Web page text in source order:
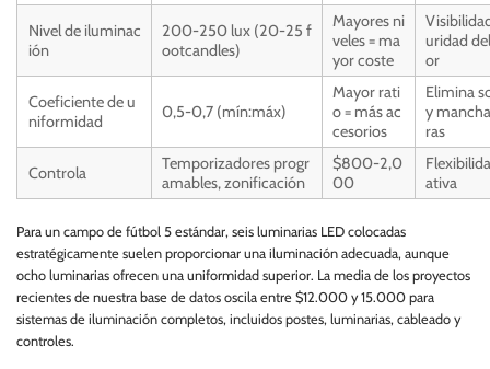
Nivel de iluminac
ión
200-250 lux (20-25 f
ootcandles)
Mayores ni
veles = ma
yor coste
uridad
or
Coeficiente de u
niformidad
0,5-0,7 (mín:máx)
Mayor rati
o = más ac
cesorios
Elimina
y
ras
Controla
Temporizadores progr
amables, zonificación
$800-2,0
00
ativa
Para un campo de fútbol 5 estándar, seis luminarias LED colocadas
estratégicamente suelen proporcionar una iluminación adecuada, aunque
ocho luminarias ofrecen una uniformidad superior. La media de los proyectos
recientes de nuestra base de datos oscila entre $12.000 y 15.000 para
sistemas de iluminación completos, incluidos postes, luminarias, cableado y
controles.